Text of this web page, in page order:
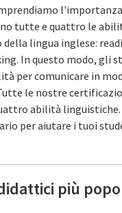
tutte e quattro le
lingua inglese:
In questo modo, gli
per comunicare in
le nostre
abilità
per aiutare i tuoi
più